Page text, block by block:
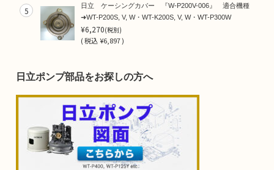
5
日立 ケーシングカバー 『W-P200V-006』 適合機種
➜WT-P200S, V, W・WT-K200S, V, W・WT-P300W
¥6,270(税別)
(税込¥6,897 )
日立ポンプ部品をお探しの方へ